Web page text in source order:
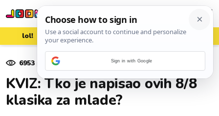
lol! aww vrh! woot?!
6953 pregleda
KVIZ: Tko je napisao ovih 8/8
klasika za mlade?
Sign in with Google